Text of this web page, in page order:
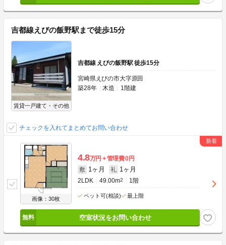
吉都線えびの飯野駅まで徒歩15分
賃貸一戸建て・その他
吉都線 えびの飯野駅 徒歩15分
宮崎県えびの市大字原田
築28年
木造 1階建
チェックを入れてまとめてお問い合わせ
画像：30枚
4.8万円 管理費0円
敷 1ヶ月 礼 1ヶ月
2LDK 49.00m2 1階
ペット可(相談) 最上階
空室状況をお問い合わせ